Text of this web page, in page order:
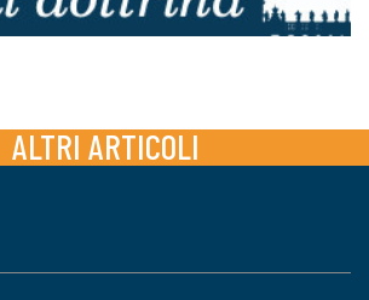
ALTRI ARTICOLI